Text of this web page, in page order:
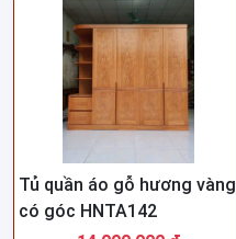
Tủ quần áo gỗ hương vàng
có góc HNTA142